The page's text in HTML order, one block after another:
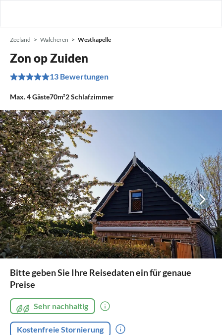
Zeeland Walcheren Westkapelle
Zon op Zuiden
13 Bewertungen
Max.4Gäste70m²2Schlafzimmer
Bitte geben Sie Ihre Reisedaten ein für genaue
Preise
Sehr nachhaltig
Kostenfreie Stornierung